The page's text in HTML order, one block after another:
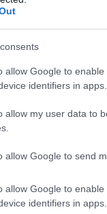
allow Google to
identifiers in apps.
allow my user data to
allow Google to send
allow Google to
identifiers in apps.
Μπαράκος
τόνισε την
που
θα πρέπει
την
είχε